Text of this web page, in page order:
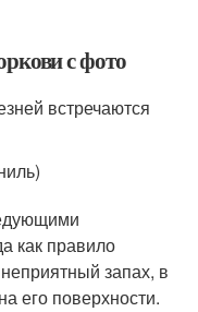
с фото
встречаются
как правило
запах, в
его поверхности.